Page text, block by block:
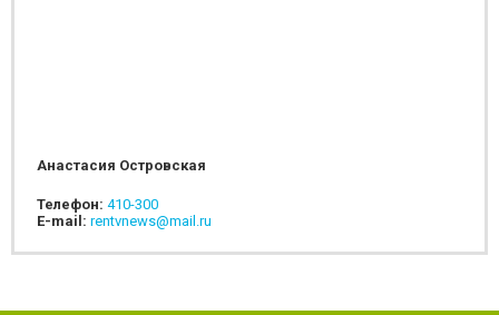
Анастасия Островская
Телефон: 410-300
E-mail: rentvnews@mail.ru